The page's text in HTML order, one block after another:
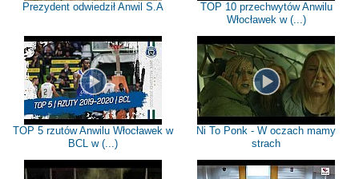
Prezydent odwiedził Anwil S.A
TOP 10 przechwytów Anwilu
Włocławek w (...)
TOP 5 rzutów Anwilu Włocławek w
BCL w (...)
Ni To Ponk - W oczach mamy
strach